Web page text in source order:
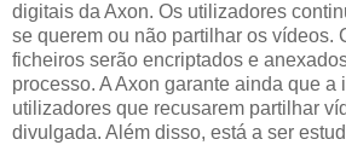
digitais da Axon. Os utilizadores
se querem ou não partilhar os vídeos.
ficheiros serão encriptados e
processo. A Axon garante ainda que a
utilizadores que recusarem partilhar
divulgada. Além disso, está a ser